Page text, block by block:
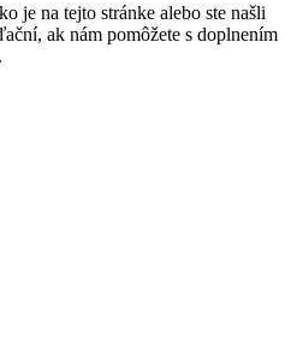
je na tejto stránke alebo ste našli
ak nám pomôžete s doplnením